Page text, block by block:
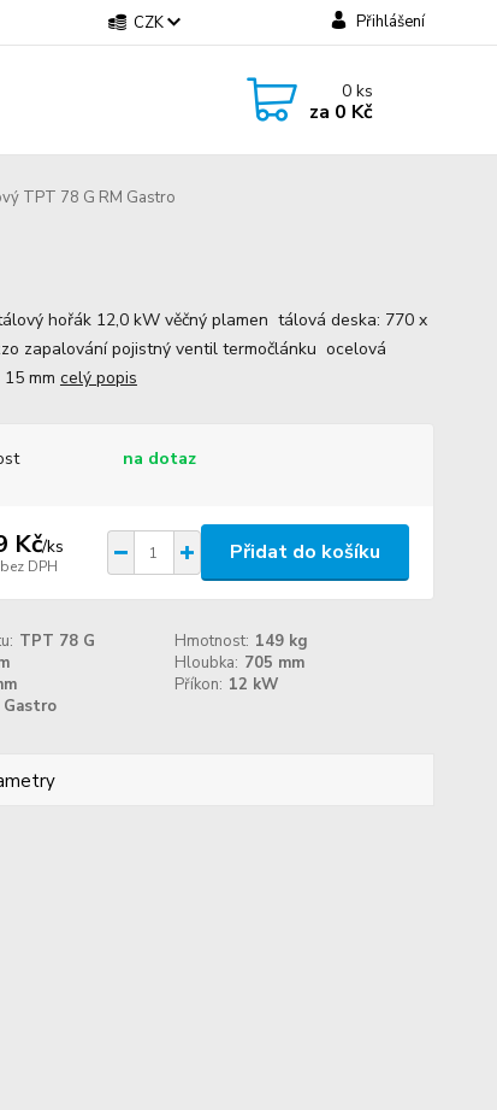
CZK Přihlášení
0ks
za 0 Kč
TPT 78 G RM Gastro
hořák 12,0 kW věčný plamen tálová deska: 770 x
zapalování pojistný ventil termočlánku ocelová
mm celý popis
na dotaz
Kč/ks
bez DPH
Přidat do košíku
TPT 78 G Hmotnost: 149 kg
Hloubka: 705 mm
Příkon: 12 kW
Gastro